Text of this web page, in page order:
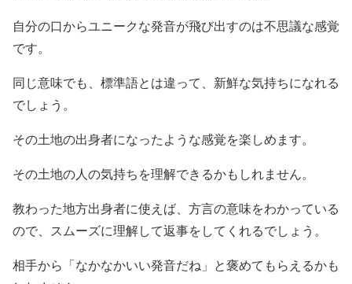
自分の口からユニークな発音が飛び出すのは不思議な感覚
です。
同じ意味でも、標準語とは違って、新鮮な気持ちになれる
でしょう。
その土地の出身者になったような感覚を楽しめます。
その土地の人の気持ちを理解できるかもしれません。
教わった地方出身者に使えば、方言の意味をわかっている
ので、スムーズに理解して返事をしてくれるでしょう。
相手から「なかなかいい発音だね」と褒めてもらえるかも